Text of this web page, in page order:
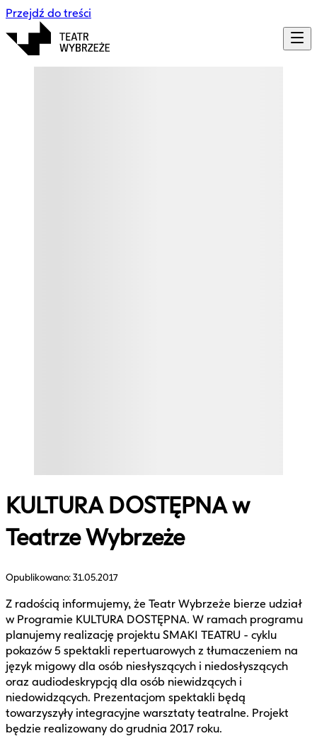
Przejdź do treści
KULTURA DOSTĘPNA w
Teatrze Wybrzeże
Opublikowano:31.05.2017
Z radością informujemy, że Teatr Wybrzeże bierze udział
w Programie KULTURA DOSTĘPNA. W ramach programu
planujemy realizację projektu SMAKI TEATRU - cyklu
pokazów 5 spektakli repertuarowych z tłumaczeniem na
język migowy dla osób niesłyszących i niedosłyszących
oraz audiodeskrypcją dla osób niewidzących i
niedowidzących. Prezentacjom spektakli będą
towarzyszyły integracyjne warsztaty teatralne. Projekt
będzie realizowany do grudnia 2017 roku.